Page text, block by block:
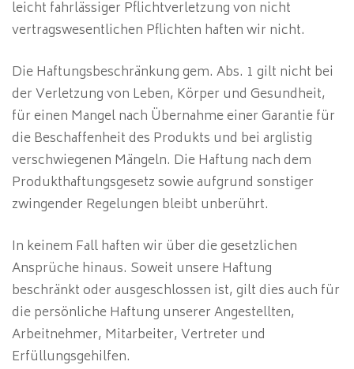
leicht fahrlässiger Pflichtverletzung von nicht
vertragswesentlichen Pflichten haften wir nicht.
Die Haftungsbeschränkung gem. Abs. 1 gilt nicht bei
der Verletzung von Leben, Körper und Gesundheit,
für einen Mangel nach Übernahme einer Garantie für
die Beschaffenheit des Produkts und bei arglistig
verschwiegenen Mängeln. Die Haftung nach dem
Produkthaftungsgesetz sowie aufgrund sonstiger
zwingender Regelungen bleibt unberührt.
In keinem Fall haften wir über die gesetzlichen
Ansprüche hinaus. Soweit unsere Haftung
beschränkt oder ausgeschlossen ist, gilt dies auch für
die persönliche Haftung unserer Angestellten,
Arbeitnehmer, Mitarbeiter, Vertreter und
Erfüllungsgehilfen.